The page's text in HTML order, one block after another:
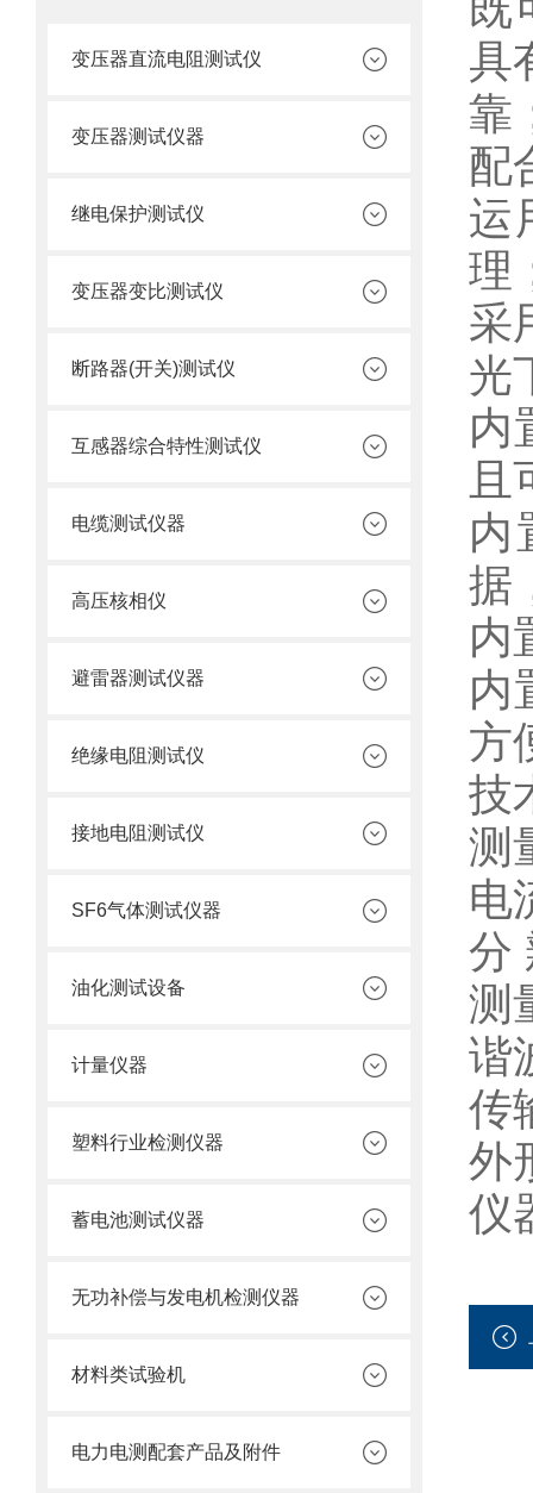
变压器直流电阻测试仪
变压器测试仪器
继电保护测试仪
变压器变比测试仪
断路器(开关)测试仪
互感器综合特性测试仪
电缆测试仪器
高压核相仪
避雷器测试仪器
绝缘电阻测试仪
接地电阻测试仪
SF6气体测试仪器
油化测试设备
计量仪器
塑料行业检测仪器
蓄电池测试仪器
无功补偿与发电机检测仪器
材料类试验机
电力电测配套产品及附件
具
靠
配
运
理
采
光
内
内
据
内
内
方
技
测
电
分
测
谐
传
外
仪